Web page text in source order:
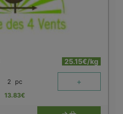
25.15€/kg
2 pc +
13.83€